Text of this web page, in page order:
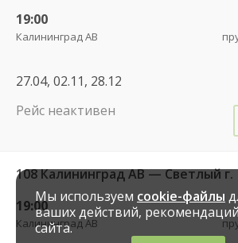
19:00
Калининград АВ
27.04, 02.11, 28.12
Рейс неактивен
108 Калининград АВ — Светлый г.
19:00
Калининград АВ
Мы используем cookie-файлы
ваших действий,
сайта.